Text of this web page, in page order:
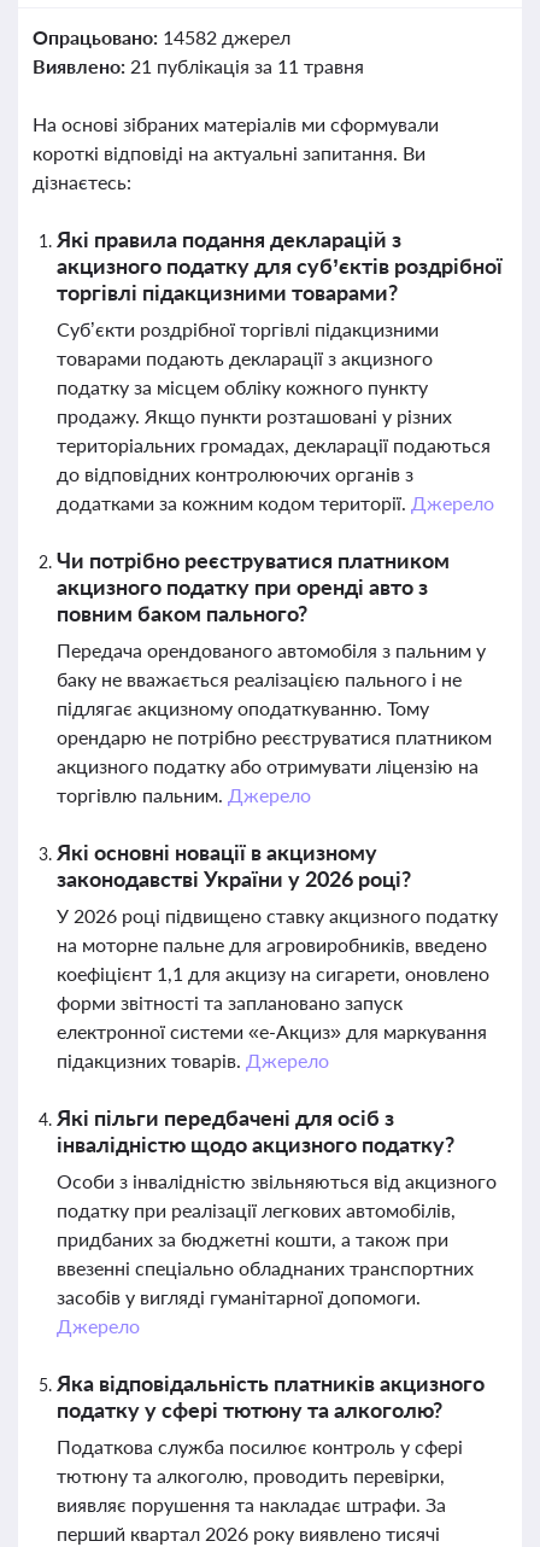
Опрацьовано: 14582 джерел
Виявлено: 21 публікація за 11 травня
На основі зібраних матеріалів ми сформували
короткі відповіді на актуальні запитання. Ви
дізнаєтесь:
Які правила подання декларацій з
акцизного податку для суб’єктів роздрібної
торгівлі підакцизними товарами?
Суб’єкти роздрібної торгівлі підакцизними
товарами подають декларації з акцизного
податку за місцем обліку кожного пункту
продажу. Якщо пункти розташовані у різних
територіальних громадах, декларації подаються
до відповідних контролюючих органів з
додатками за кожним кодом території. Джерело
Чи потрібно реєструватися платником
акцизного податку при оренді авто з
повним баком пального?
Передача орендованого автомобіля з пальним у
баку не вважається реалізацією пального і не
підлягає акцизному оподаткуванню. Тому
орендарю не потрібно реєструватися платником
акцизного податку або отримувати ліцензію на
торгівлю пальним. Джерело
Які основні новації в акцизному
законодавстві України у 2026 році?
У 2026 році підвищено ставку акцизного податку
на моторне пальне для агровиробників, введено
коефіцієнт 1,1 для акцизу на сигарети, оновлено
форми звітності та заплановано запуск
електронної системи «е-Акциз» для маркування
підакцизних товарів. Джерело
Які пільги передбачені для осіб з
інвалідністю щодо акцизного податку?
Особи з інвалідністю звільняються від акцизного
податку при реалізації легкових автомобілів,
придбаних за бюджетні кошти, а також при
ввезенні спеціально обладнаних транспортних
засобів у вигляді гуманітарної допомоги.
Джерело
Яка відповідальність платників акцизного
податку у сфері тютюну та алкоголю?
Податкова служба посилює контроль у сфері
тютюну та алкоголю, проводить перевірки,
виявляє порушення та накладає штрафи. За
перший квартал 2026 року виявлено тисячі